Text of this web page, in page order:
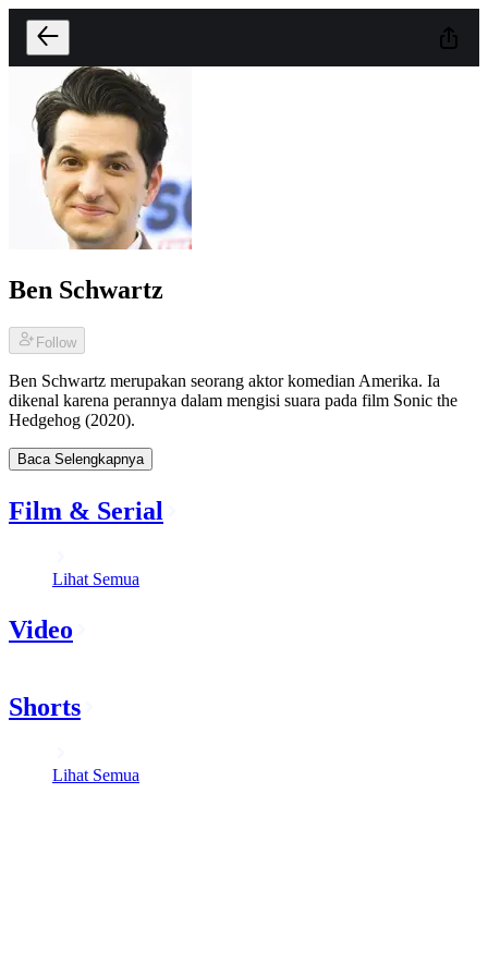
Ben Schwartz
Follow
Ben Schwartz merupakan seorang aktor komedian Amerika. Ia
dikenal karena perannya dalam mengisi suara pada film Sonic the
Hedgehog (2020).
Baca Selengkapnya
Film & Serial
Lihat Semua
Video
Shorts
Lihat Semua